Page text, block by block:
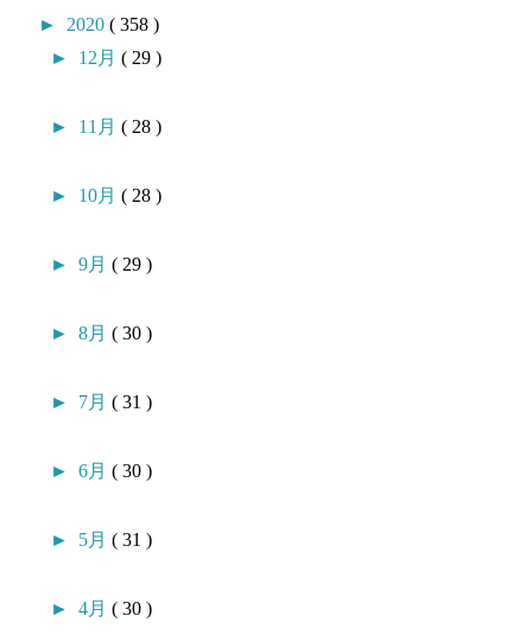
► 2020( 358 )
► 12月( 29 )
► 11月( 28 )
► 10月( 28 )
►9月( 29 )
►8月( 30 )
► 7月( 31 )
►6月( 30 )
► 5月( 31 )
►4月( 30 )